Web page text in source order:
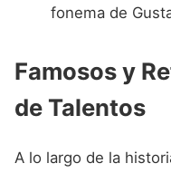
fonema de
Famosos y
de Talentos
A lo largo de la